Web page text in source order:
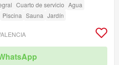
Cuarto de servicio Agua
Piscina Sauna Jardín